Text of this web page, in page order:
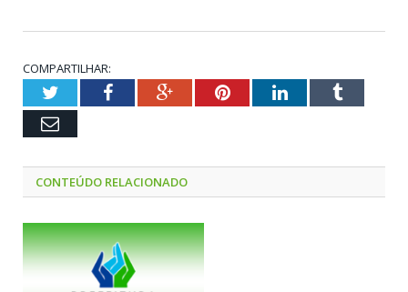
COMPARTILHAR:
TwitterFacebookGoogle+PinterestLinkedInTumblr
Email
CONTEÚDO RELACIONADO